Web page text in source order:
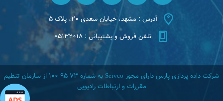
آدرس : مشهد، خیابان سعدی ۲۰، پلاک ۵
تلفن فروش و پشتیبانی : ۰۵۱۳۲۰۱۸
شرکت داده پردازی پارس دارای مجوز Servco به شماره ۷۳-۹۵-۱۰۰ از سازمان تنظیم
مقررات و ارتباطات رادیویی